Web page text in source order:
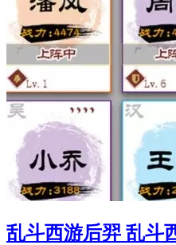
乱斗西游后羿 乱斗